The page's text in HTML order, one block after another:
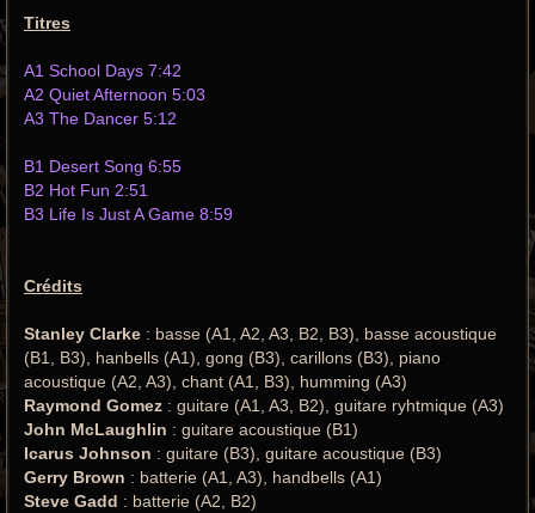
Titres
A1 School Days 7:42
A2 Quiet Afternoon 5:03
A3 The Dancer 5:12
B1 Desert Song 6:55
B2 Hot Fun 2:51
B3 Life Is Just A Game 8:59
Crédits
Stanley Clarke : basse (A1, A2, A3, B2, B3), basse acoustique
(B1, B3), hanbells (A1), gong (B3), carillons (B3), piano
acoustique (A2, A3), chant (A1, B3), humming (A3)
Raymond Gomez : guitare (A1, A3, B2), guitare ryhtmique (A3)
John McLaughlin : guitare acoustique (B1)
Icarus Johnson : guitare (B3), guitare acoustique (B3)
Gerry Brown : batterie (A1, A3), handbells (A1)
Steve Gadd : batterie (A2, B2)